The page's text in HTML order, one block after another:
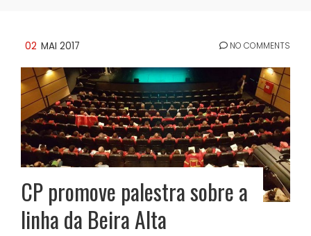
02 MAI 2017 NO COMMENTS
CP promove palestra sobre a
linha da Beira Alta